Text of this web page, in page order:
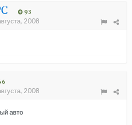
93
2008
2008
авто